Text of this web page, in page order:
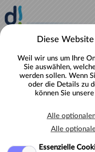
Zum Hauptinhalt springen
Diese
Weil wir uns um Ihre
Sie auswählen,
werden sollen. Wenn
oder die Details zu
können Sie unsere
Alle
Alle
Essenzielle